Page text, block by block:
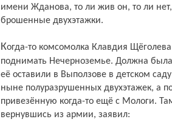
имени Жданова, то ли жив он, то ли
брошенные двухэтажки.
Когда-то комсомолка Клавдия Щёголева приехала сюда из Махачкалы по путёвке
поднимать Нечерноземье. Должна
её оставили в Выползове в детском
ныне полуразрушенных двухэтажек, а
привезённую когда-то ещё с Мологи.
вернувшись из армии, заявил: